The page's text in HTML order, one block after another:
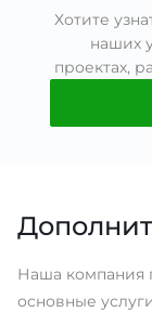
Хотите
наших
проектах,
Наша компания
основные